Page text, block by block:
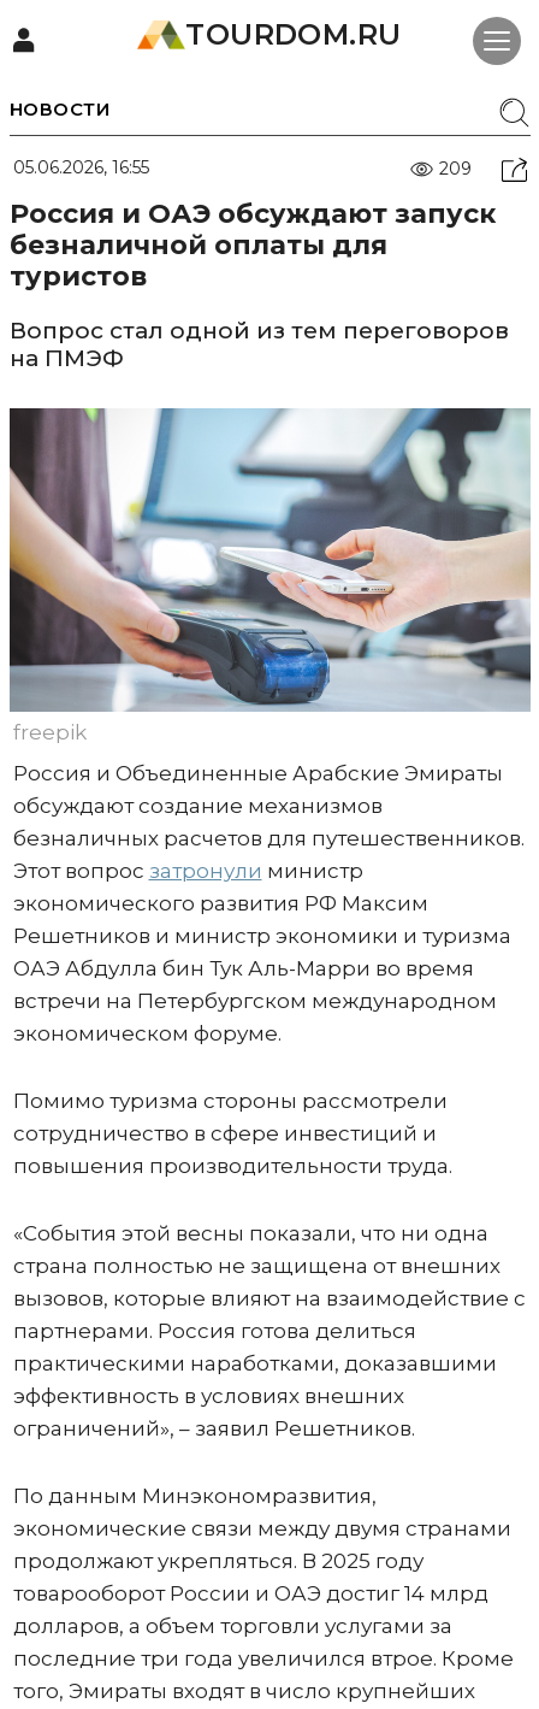
TOURDOM.RU
НОВОСТИ
05.06.2026, 16:55 209
Россия и ОАЭ обсуждают запуск
безналичной оплаты для
туристов
Вопрос стал одной из тем переговоров
на ПМЭФ
freepik
Россия и Объединенные Арабские Эмираты
обсуждают создание механизмов
безналичных расчетов для путешественников.
Этот вопрос затронули министр
экономического развития РФ Максим
Решетников и министр экономики и туризма
ОАЭ Абдулла бин Тук Аль-Марри во время
встречи на Петербургском международном
экономическом форуме.
Помимо туризма стороны рассмотрели
сотрудничество в сфере инвестиций и
повышения производительности труда.
«События этой весны показали, что ни одна
страна полностью не защищена от внешних
вызовов, которые влияют на взаимодействие с
партнерами. Россия готова делиться
практическими наработками, доказавшими
эффективность в условиях внешних
ограничений», – заявил Решетников.
По данным Минэкономразвития,
экономические связи между двумя странами
продолжают укрепляться. В 2025 году
товарооборот России и ОАЭ достиг 14 млрд
долларов, а объем торговли услугами за
последние три года увеличился втрое. Кроме
того, Эмираты входят в число крупнейших